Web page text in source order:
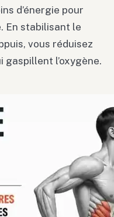
d’énergie pour
En stabilisant le
vous réduisez
l’oxygène.